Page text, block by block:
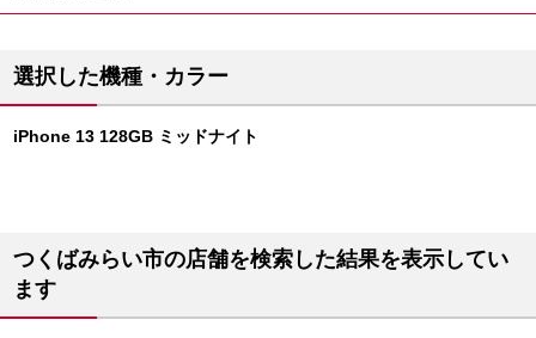
選択した機種・カラー
iPhone 13 128GB ミッドナイト
つくばみらい市の店舗を検索した結果を表示してい
ます